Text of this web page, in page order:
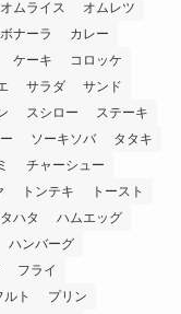
オムライス
オムレツ
ナーラ
カレー
ケーキ
コロッケ
サラダ
サンド
スシロー
ステーキ
ソーキソバ
タタキ
チャーシュー
トンテキ
トースト
ハタ
ハムエッグ
ハンバーグ
フライ
ト
プリン